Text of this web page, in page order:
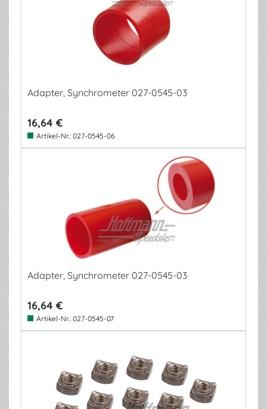
Adapter, Synchrometer 027-0545-03
16,64 €
Artikel-Nr.: 027-0545-06
Adapter, Synchrometer 027-0545-03
16,64 €
Artikel-Nr.: 027-0545-07